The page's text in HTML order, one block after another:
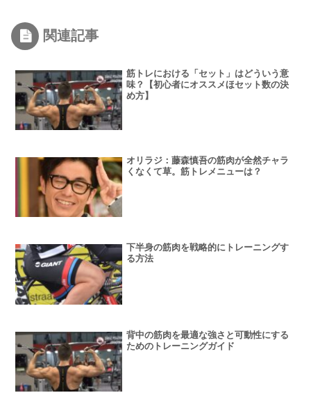
関連記事
筋トレにおける「セット」はどういう意
味？【初心者にオススメほセット数の決
め方】
オリラジ：藤森慎吾の筋肉が全然チャラ
くなくて草。筋トレメニューは？
下半身の筋肉を戦略的にトレーニングす
る方法
背中の筋肉を最適な強さと可動性にする
ためのトレーニングガイド